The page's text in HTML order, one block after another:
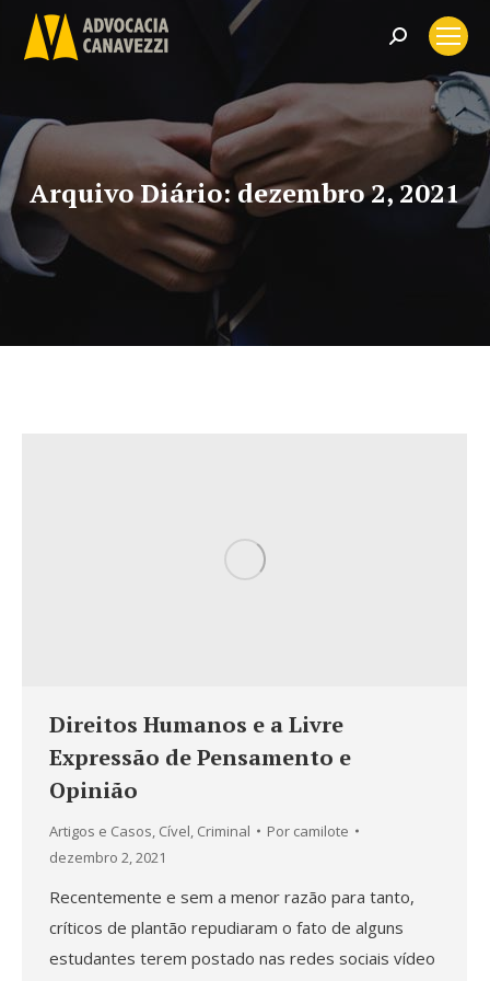
Search:
Arquivo Diário:dezembro 2, 2021
Direitos Humanos e a Livre
Expressão de Pensamento e
Opinião
Artigos e Casos, Cível, Criminal Por camilote
dezembro 2, 2021
Recentemente e sem a menor razão para tanto,
críticos de plantão repudiaram o fato de alguns
estudantes terem postado nas redes sociais vídeo